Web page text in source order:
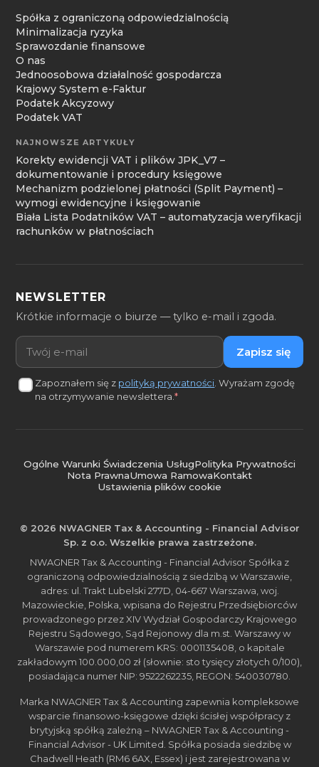
Spółka z ograniczoną odpowiedzialnością
Minimalizacja ryzyka
Sprawozdanie finansowe
O nas
Jednoosobowa działalność gospodarcza
Krajowy System e-Faktur
Podatek Akcyzowy
Podatek VAT
NAJNOWSZE ARTYKUŁY
Korekty ewidencji VAT i plików JPK_V7 –
dokumentowanie i procedury księgowe
Mechanizm podzielonej płatności (Split Payment) –
wymogi ewidencyjne i księgowanie
Biała Lista Podatników VAT – automatyzacja weryfikacji
rachunków w płatnościach
NEWSLETTER
Krótkie informacje o biurze — tylko e-mail i zgoda.
Adres e-mail
Zapisz się
Zapoznałem się z polityką prywatności . Wyrażam zgodę
na otrzymywanie newslettera.*
Ogólne Warunki Świadczenia UsługPolityka Prywatności
Nota PrawnaUmowa RamowaKontakt
Ustawienia plików cookie
© 2026 NWAGNER Tax & Accounting - Financial Advisor
Sp. z o.o. Wszelkie prawa zastrzeżone.
NWAGNER Tax & Accounting - Financial Advisor Spółka z
ograniczoną odpowiedzialnością z siedzibą w Warszawie,
adres: ul. Trakt Lubelski 277D, 04-667 Warszawa, woj.
Mazowieckie, Polska, wpisana do Rejestru Przedsiębiorców
prowadzonego przez XIV Wydział Gospodarczy Krajowego
Rejestru Sądowego, Sąd Rejonowy dla m.st. Warszawy w
Warszawie pod numerem KRS: 0001135408, o kapitale
zakładowym 100.000,00 zł (słownie: sto tysięcy złotych 0/100),
posiadająca numer NIP: 9522262235, REGON: 540030780.
Marka NWAGNER Tax & Accounting zapewnia kompleksowe
wsparcie finansowo-księgowe dzięki ścisłej współpracy z
brytyjską spółką zależną – NWAGNER Tax & Accounting -
Financial Advisor - UK Limited. Spółka posiada siedzibę w
Chadwell Heath (RM6 6AX, Essex) i jest zarejestrowana w